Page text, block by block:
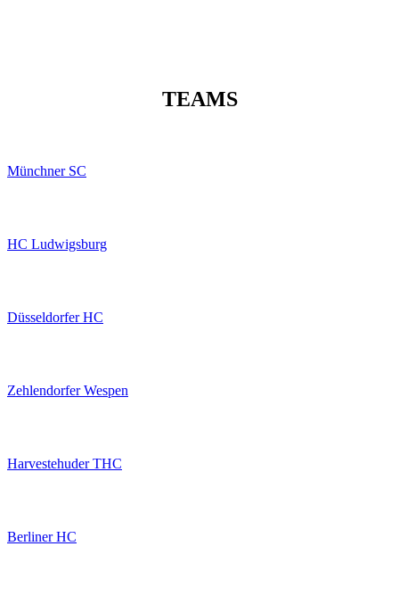
TEAMS
Münchner SC
HC Ludwigsburg
Düsseldorfer HC
Zehlendorfer Wespen
Harvestehuder THC
Berliner HC